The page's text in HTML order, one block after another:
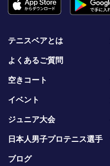
テニスベアとは
よくあるご質問
空きコート
イベント
ジュニア大会
日本人男子プロテニス選手
ブログ